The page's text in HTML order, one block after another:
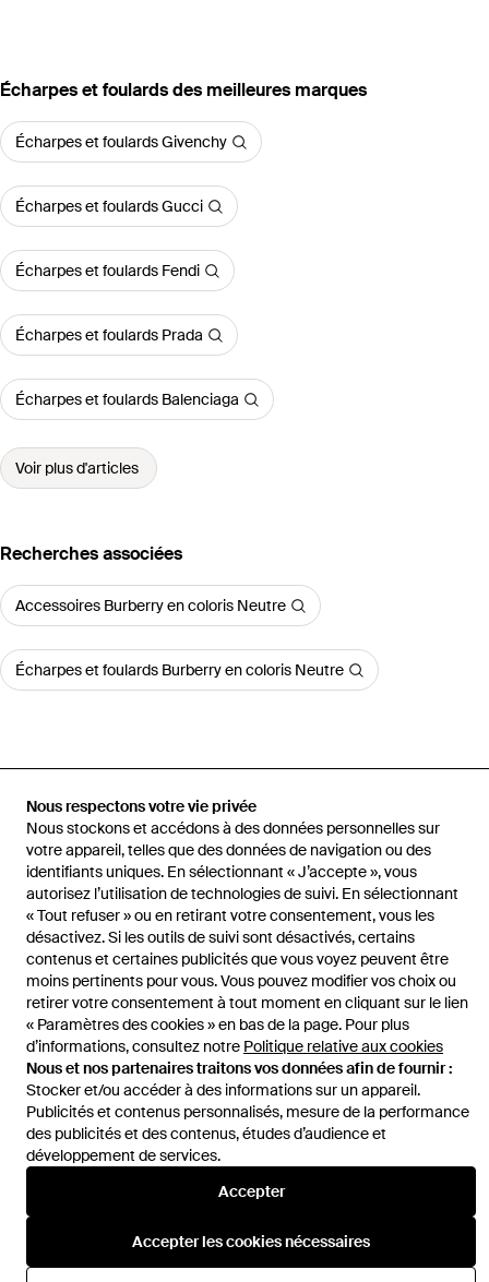
Nous respectons votre vie privée
Nous stockons et accédons à des données personnelles sur
votre appareil, telles que des données de navigation ou des
identifiants uniques. En sélectionnant « J’accepte », vous
autorisez l’utilisation de technologies de suivi. En sélectionnant
« Tout refuser » ou en retirant votre consentement, vous les
désactivez. Si les outils de suivi sont désactivés, certains
contenus et certaines publicités que vous voyez peuvent être
moins pertinents pour vous. Vous pouvez modifier vos choix ou
retirer votre consentement à tout moment en cliquant sur le lien
« Paramètres des cookies » en bas de la page. Pour plus
d’informations, consultez notre Politique relative aux cookies
Nous et nos partenaires traitons vos données afin de fournir :
Stocker et/ou accéder à des informations sur un appareil.
Publicités et contenus personnalisés, mesure de la performance
des publicités et des contenus, études d’audience et
développement de services.
Accepter
Accepter les cookies nécessaires
‪Écharpes et foulards‬ des meilleures marques
Écharpes et foulards Givenchy
Écharpes et foulards Gucci
Écharpes et foulards Fendi
Écharpes et foulards Prada
Écharpes et foulards Balenciaga
Voir plus d'articles
Recherches associées
Accessoires Burberry en coloris Neutre
Écharpes et foulards Burberry en coloris Neutre
Accueil Écharpes et foulards femme
Écharpe Check Réversible Effilée
Aide et infos